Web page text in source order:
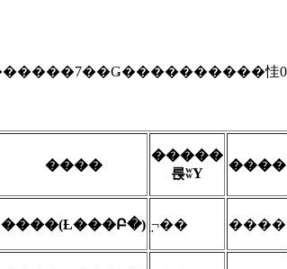
����
�����
륹ʬΥ
����
����(Ƚ���Բ�) ̤¬�� ����